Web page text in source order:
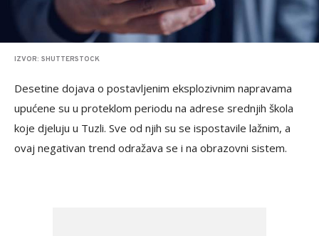
IZVOR: SHUTTERSTOCK
Desetine dojava o postavljenim eksplozivnim napravama
upućene su u proteklom periodu na adrese srednjih škola
koje djeluju u Tuzli. Sve od njih su se ispostavile lažnim, a
ovaj negativan trend odražava se i na obrazovni sistem.